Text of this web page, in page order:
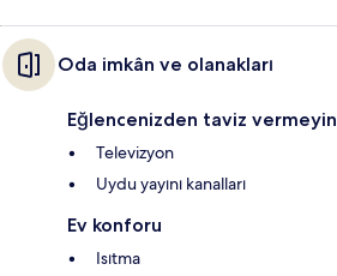
Oda imkân ve olanakları
Eğlencenizden taviz vermeyin
Televizyon
Uydu yayını kanalları
Ev konforu
Isıtma